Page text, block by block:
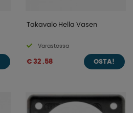
Takavalo Hella Vasen
Varastossa
€ 32 .58 OSTA!